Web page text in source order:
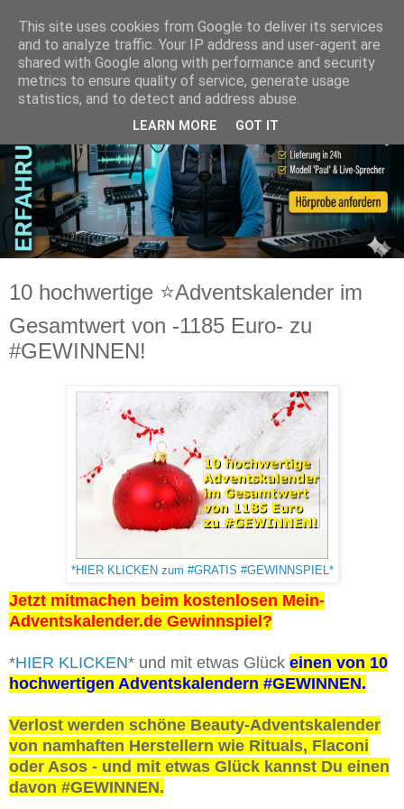
10 hochwertige ⭐Adventskalender im
Gesamtwert von -1185 Euro- zu
#GEWINNEN!
*HIER KLICKEN zum #GRATIS #GEWINNSPIEL*
Jetzt mitmachen beim kostenlosen Mein-
Adventskalender.de Gewinnspiel?
*HIER KLICKEN* und mit etwas Glück einen von 10
hochwertigen Adventskalendern #GEWINNEN.
Verlost werden schöne Beauty-Adventskalender
von namhaften Herstellern wie Rituals, Flaconi
oder Asos - und mit etwas Glück kannst Du einen
davon #GEWINNEN.
This site uses cookies from Google to deliver its services
and to analyze traffic. Your IP address and user-agent are
shared with Google along with performance and security
metrics to ensure quality of service, generate usage
statistics, and to detect and address abuse.
LEARN MORE GOT IT